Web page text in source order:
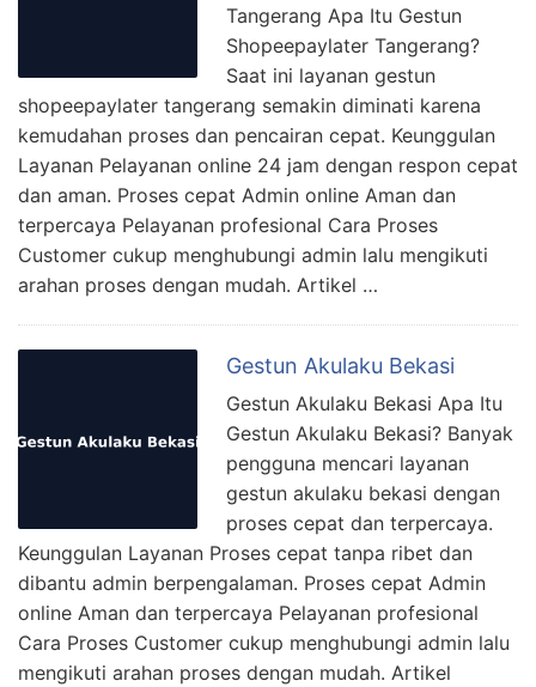
Tangerang Apa Itu Gestun
Shopeepaylater Tangerang?
Saat ini layanan gestun
shopeepaylater tangerang semakin diminati karena
kemudahan proses dan pencairan cepat. Keunggulan
Layanan Pelayanan online 24 jam dengan respon cepat
dan aman. Proses cepat Admin online Aman dan
terpercaya Pelayanan profesional Cara Proses
Customer cukup menghubungi admin lalu mengikuti
arahan proses dengan mudah. Artikel …
Gestun Akulaku Bekasi
Gestun Akulaku Bekasi Apa Itu
Gestun Akulaku Bekasi? Banyak
pengguna mencari layanan
gestun akulaku bekasi dengan
proses cepat dan terpercaya.
Keunggulan Layanan Proses cepat tanpa ribet dan
dibantu admin berpengalaman. Proses cepat Admin
online Aman dan terpercaya Pelayanan profesional
Cara Proses Customer cukup menghubungi admin lalu
mengikuti arahan proses dengan mudah. Artikel